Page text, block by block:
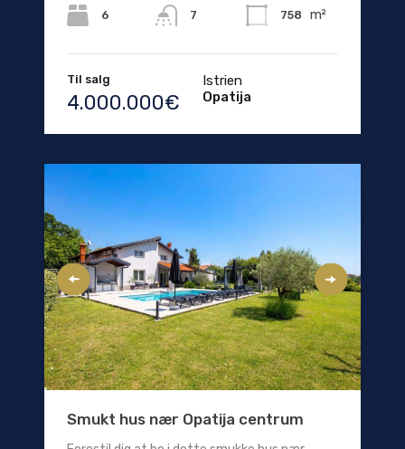
6 7 758 m²
Til salg
4.000.000€
Istrien
Opatija
Smukt hus nær Opatija centrum